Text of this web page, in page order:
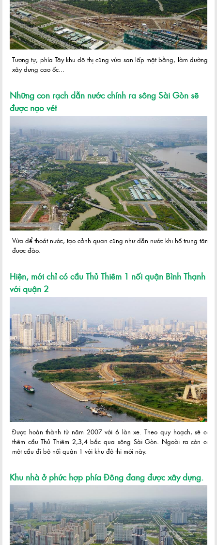
Tương tự, phía Tây khu đô thị cũng vừa san lấp mặt bằng, làm đường,
xây dựng cao ốc...
Những con rạch dẫn nước chính ra sông Sài Gòn sẽ
được nạo vét
Vừa để thoát nước, tạo cảnh quan cũng như dẫn nước khi hồ trung tâm
được đào.
Hiện, mới chỉ có cầu Thủ Thiêm 1 nối quận Bình Thạnh
với quận 2
Được hoàn thành từ năm 2007 với 6 làn xe. Theo quy hoạch, sẽ có
thêm cầu Thủ Thiêm 2,3,4 bắc qua sông Sài Gòn. Ngoài ra còn có
một cầu đi bộ nối quận 1 với khu đô thị mới này.
Khu nhà ở phức hợp phía Đông đang được xây dựng.